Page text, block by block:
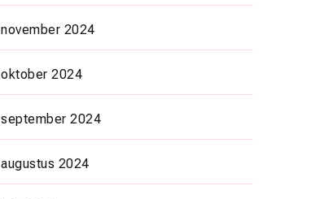
november 2024
oktober 2024
september 2024
augustus 2024